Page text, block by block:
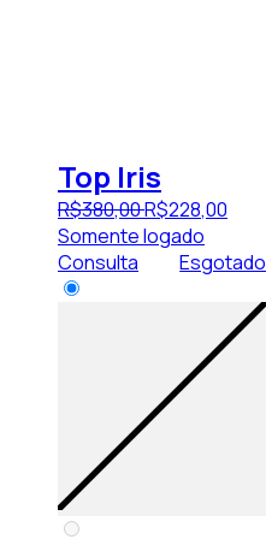
Top Iris
R$380,00R$228,00
Somente logado
Consulta
Esgotado